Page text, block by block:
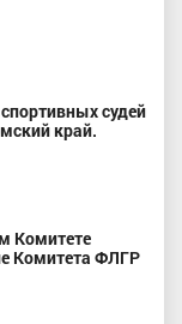
судей
край.
Комитете
Комитета ФЛГР